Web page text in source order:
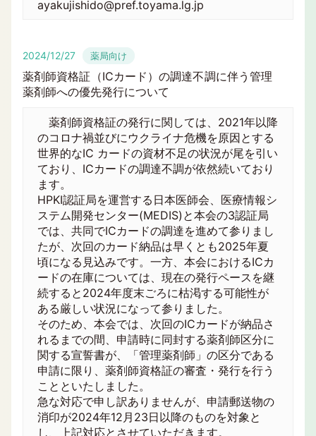
ayakujishido@pref.toyama.lg.jp
2024/12/27 薬局向け
薬剤師資格証（ICカード）の調達不調に伴う管理
薬剤師への優先発行について
薬剤師資格証の発行に関しては、2021年以降
のコロナ禍並びにウクライナ危機を原因とする
世界的なIC カードの資材不足の状況が尾を引い
ており、ICカードの調達不調が依然続いており
ます。
HPKI認証局を運営する日本医師会、医療情報シ
ステム開発センター(MEDIS)と本会の3認証局
では、共同でICカードの調達を進めて参りまし
たが、次回のカード納品は早くとも2025年夏
頃になる見込みです。一方、本会におけるICカ
ードの在庫については、現在の発行ペースを継
続すると2024年度末ごろに枯渇する可能性が
ある厳しい状況になって参りました。
そのため、本会では、次回のICカードが納品さ
れるまでの間、申請時に同封する薬剤師区分に
関する宣誓書が、「管理薬剤師」の区分である
申請に限り、薬剤師資格証の審査・発行を行う
ことといたしました。
急な対応で申し訳ありませんが、申請郵送物の
消印が2024年12月23日以降のものを対象と
し、上記対応とさせていただきます。